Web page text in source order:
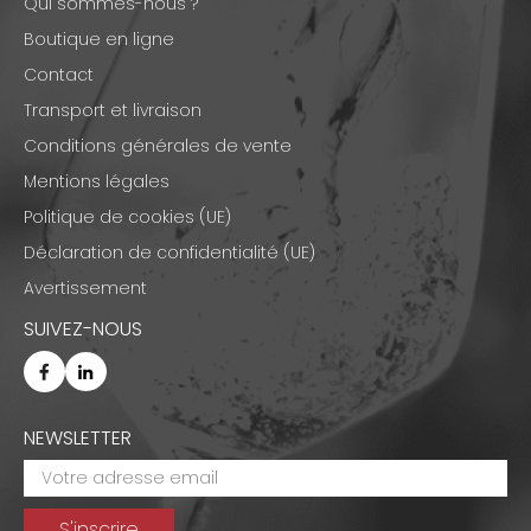
Boutique en ligne
Contact
Transport et livraison
Conditions générales de vente
Mentions légales
Politique de cookies (UE)
Déclaration de confidentialité (UE)
Avertissement
SUIVEZ-NOUS
NEWSLETTER